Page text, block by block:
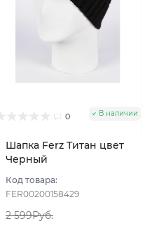
0 В наличии
Шапка Ferz Титан цвет
Черный
Код товара:
FER00200158429
2 599Руб.